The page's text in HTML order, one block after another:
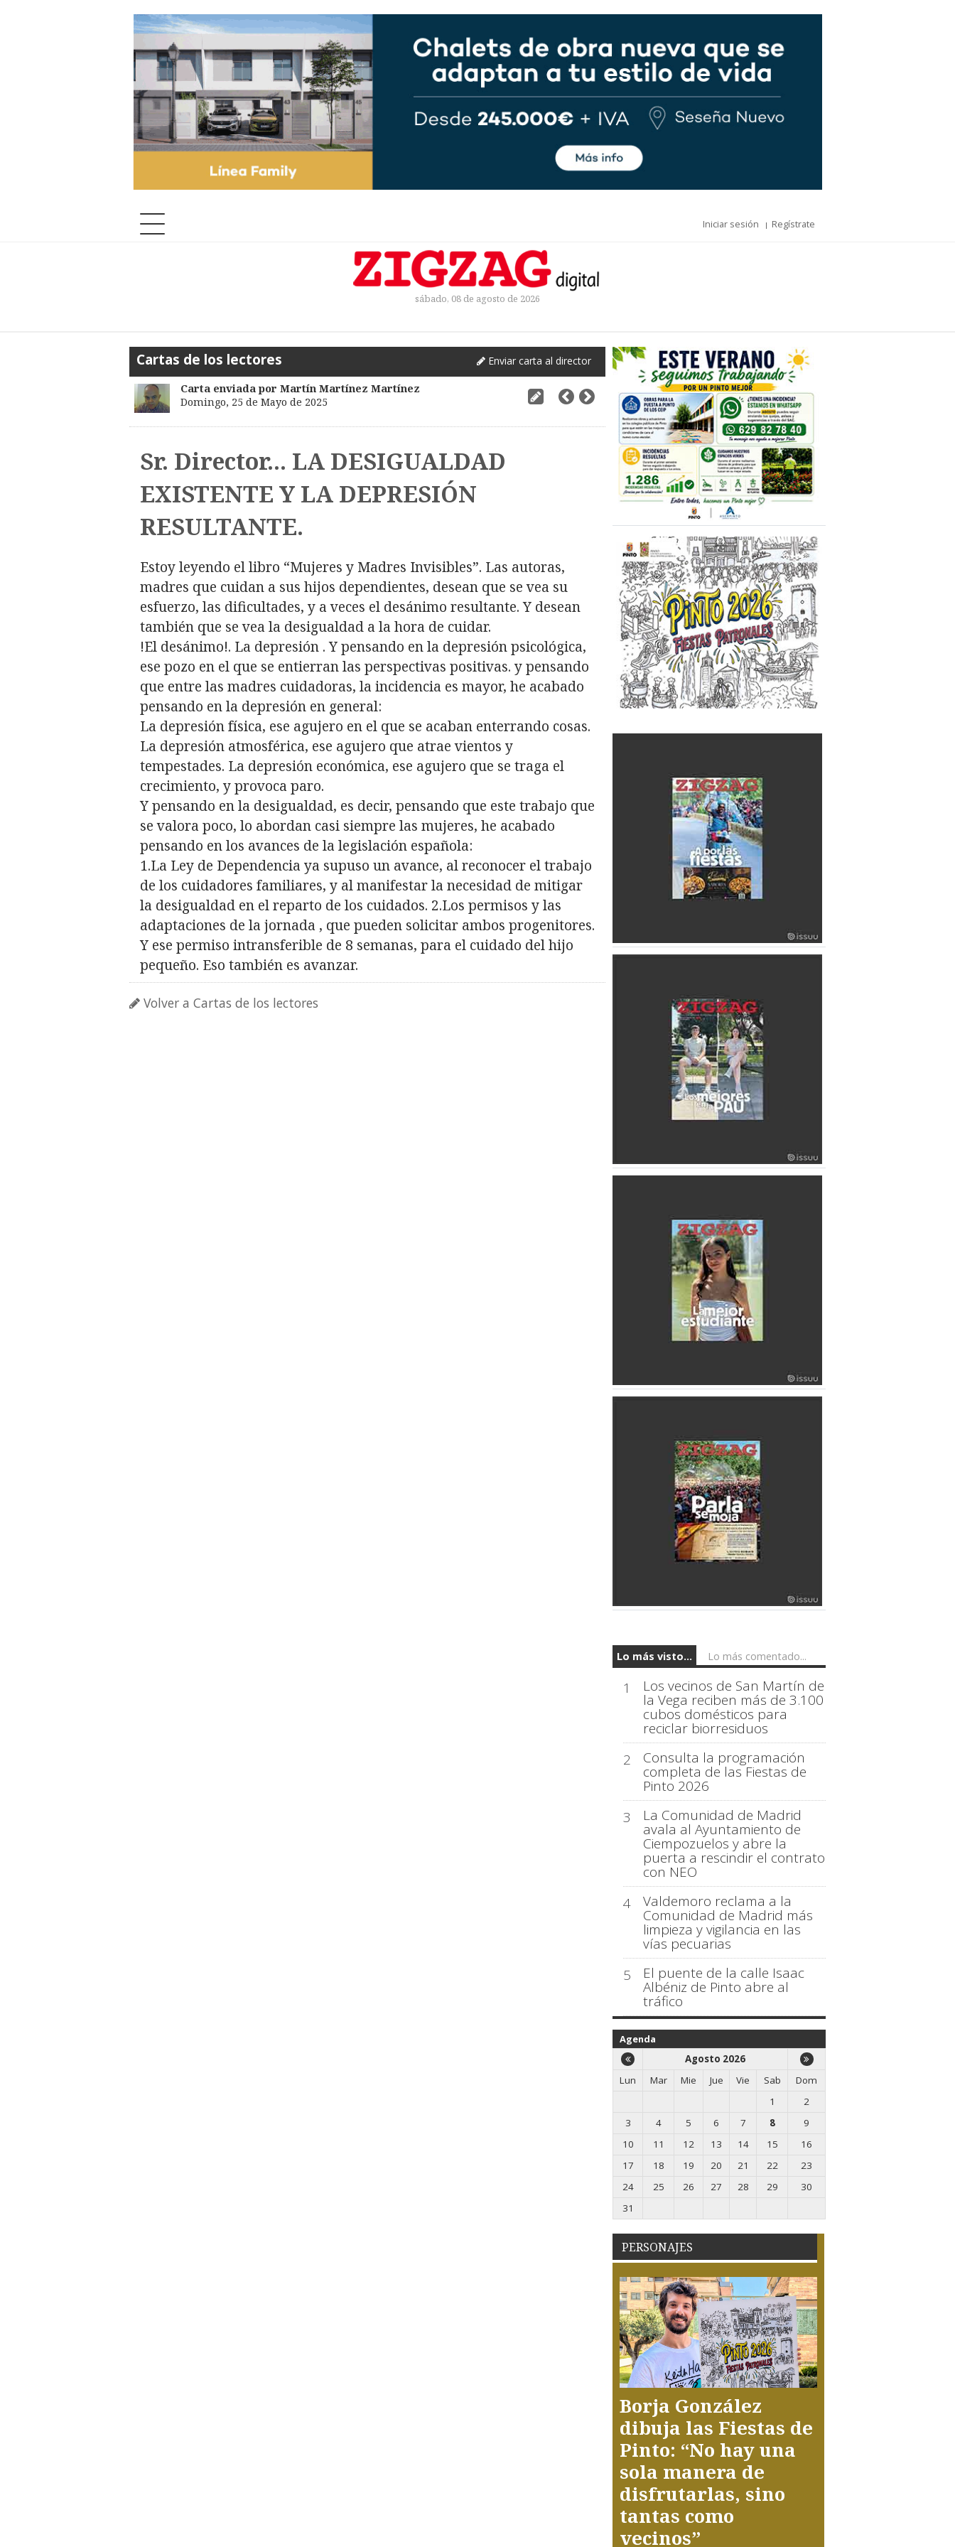
Iniciar sesión Regístrate
sábado, 08 de agosto de 2026
Cartas de los lectores Enviar carta al director
Carta enviada por Martín Martínez Martínez
Domingo, 25 de Mayo de 2025
Sr. Director... LA DESIGUALDAD
EXISTENTE Y LA DEPRESIÓN
RESULTANTE.
Estoy leyendo el libro “Mujeres y Madres Invisibles”. Las autoras,
madres que cuidan a sus hijos dependientes, desean que se vea su
esfuerzo, las dificultades, y a veces el desánimo resultante. Y desean
también que se vea la desigualdad a la hora de cuidar.
!El desánimo!. La depresión . Y pensando en la depresión psicológica,
ese pozo en el que se entierran las perspectivas positivas. y pensando
que entre las madres cuidadoras, la incidencia es mayor, he acabado
pensando en la depresión en general:
La depresión física, ese agujero en el que se acaban enterrando cosas.
La depresión atmosférica, ese agujero que atrae vientos y
tempestades. La depresión económica, ese agujero que se traga el
crecimiento, y provoca paro.
Y pensando en la desigualdad, es decir, pensando que este trabajo que
se valora poco, lo abordan casi siempre las mujeres, he acabado
pensando en los avances de la legislación española:
1.La Ley de Dependencia ya supuso un avance, al reconocer el trabajo
de los cuidadores familiares, y al manifestar la necesidad de mitigar
la desigualdad en el reparto de los cuidados. 2.Los permisos y las
adaptaciones de la jornada , que pueden solicitar ambos progenitores.
Y ese permiso intransferible de 8 semanas, para el cuidado del hijo
pequeño. Eso también es avanzar.
Volver a Cartas de los lectores
Lo más visto... Lo más comentado...
1 Los vecinos de San Martín de
la Vega reciben más de 3.100
cubos domésticos para
reciclar biorresiduos
2
Consulta la programación
completa de las Fiestas de
Pinto 2026
3
La Comunidad de Madrid
avala al Ayuntamiento de
Ciempozuelos y abre la
puerta a rescindir el contrato
con NEO
4
Valdemoro reclama a la
Comunidad de Madrid más
limpieza y vigilancia en las
vías pecuarias
5
El puente de la calle Isaac
Albéniz de Pinto abre al
tráfico
Agenda
Agosto 2026
Lun
Mar Mie Jue Vie Sab
Dom
1
2
3
4 5 6 7 8
9
10
11 12 13 14 15
16
17
18 19 20 21 22
23
24
25 26 27 28 29
30
31
PERSONAJES
Borja González
dibuja las Fiestas de
Pinto: “No hay una
sola manera de
disfrutarlas, sino
tantas como
vecinos”